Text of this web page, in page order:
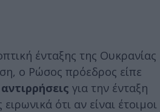
ένταξης της Ουκρανίας
ο Ρώσος πρόεδρος είπε
για την ένταξη
ότι αν είναι έτοιμοι